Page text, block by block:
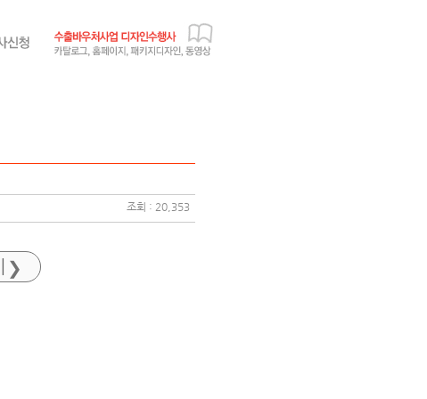
조회 : 20,353